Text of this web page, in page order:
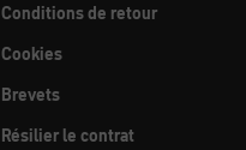
Conditions de retour
Cookies
Brevets
Résilier le contrat